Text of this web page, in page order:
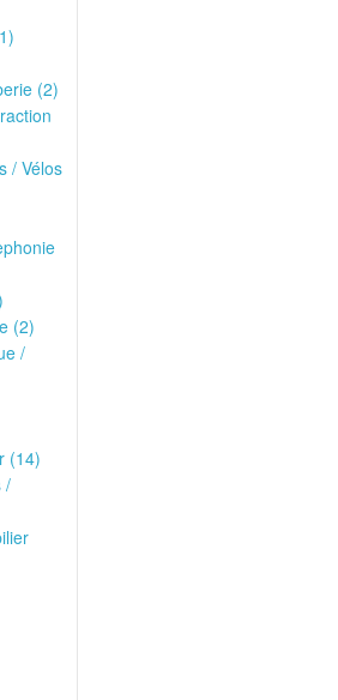
(2)
/ Vélos
(2)
/
(14)
/